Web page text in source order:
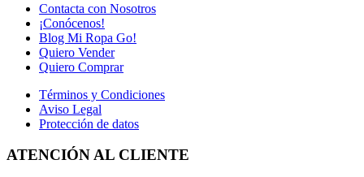
Contacta con Nosotros
¡Conócenos!
Blog Mi Ropa Go!
Quiero Vender
Quiero Comprar
Términos y Condiciones
Aviso Legal
Protección de datos
ATENCIÓN AL CLIENTE